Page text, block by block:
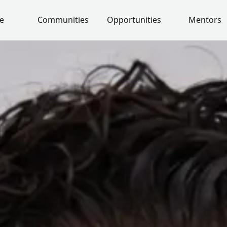
Communities Opportunities Mentors